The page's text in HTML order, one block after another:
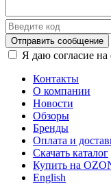
Отправить сообщение
Я даю согласие
Контакты
О компании
Новости
Обзоры
Бренды
Оплата и
Скачать каталог
Купить на
English